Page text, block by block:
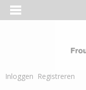
Inloggen Registreren